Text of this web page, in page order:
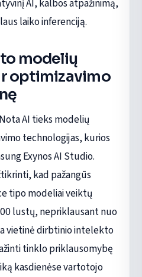
AI, kalbos atpažinimą,
laiko inferenciją.
modelių
optimizavimo
AI tieks modelių
technologijas, kurios
Exynos AI Studio.
kad pažangūs
tipo modeliai veiktų
lustų, nepriklausant nuo
vietinė dirbtinio intelekto
tinklo priklausomybę
kasdienėse vartotojo